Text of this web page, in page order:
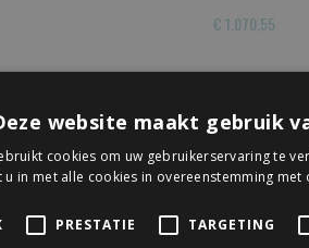
€ 1.070,55
website maakt gebruik
cookies om uw gebruikerservaring te
u in met alle cookies in overeenstemming met
PRESTATIE TARGETING